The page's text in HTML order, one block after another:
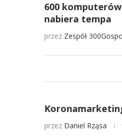
600
nabiera tempa
przez Zespół
przez Daniel Rząsa